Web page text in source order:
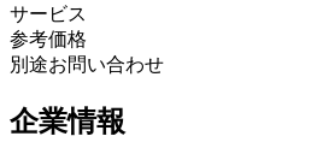
サービス
参考価格
別途お問い合わせ
企業情報